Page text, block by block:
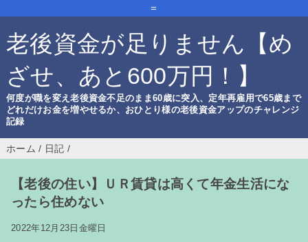
=
老後資金が足りません【め
ざせ、あと600万円！】
何度が職を変え老後資金不足のまま60歳に突入、定年再雇用で65歳まで
どれだけお金を増やせるか、おひとり様の老後資金アップのチャレンジ
記録
ホーム / 日記 /
【老後の住い】ＵＲ賃貸は高くて年金生活にな
ったら住めない
2022年12月23日金曜日